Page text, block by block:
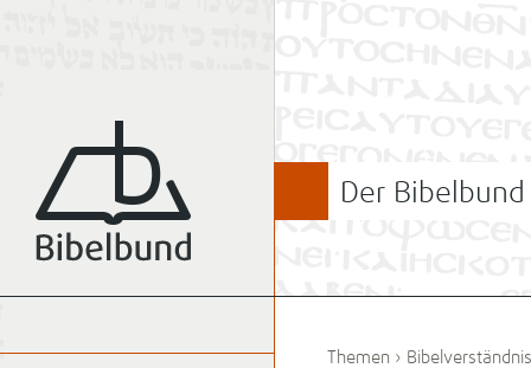
Der Bibelbund
Themen › Bibelverständnis